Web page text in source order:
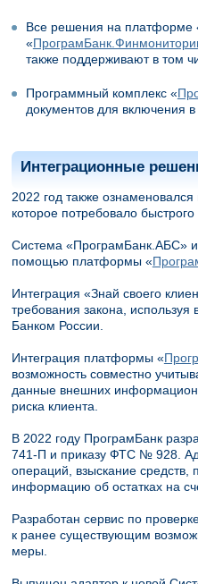
Все решения на
«
также поддерживают в том
Программный комплекс «
документов для включения
Интеграционные
2022 год также
которое потребовало
Система «ПрограмБанк.АБС» и
помощью платформы «
Интеграция «Знай своего
требования закона,
Банком России.
Интеграция платформы «
возможность совместно
данные внешних
риска клиента.
В 2022 году ПрограмБанк
741-П и приказу ФТС № 928.
операций, взыскание средств,
информацию об остатках на
Разработан сервис по
к ранее существующим
меры.